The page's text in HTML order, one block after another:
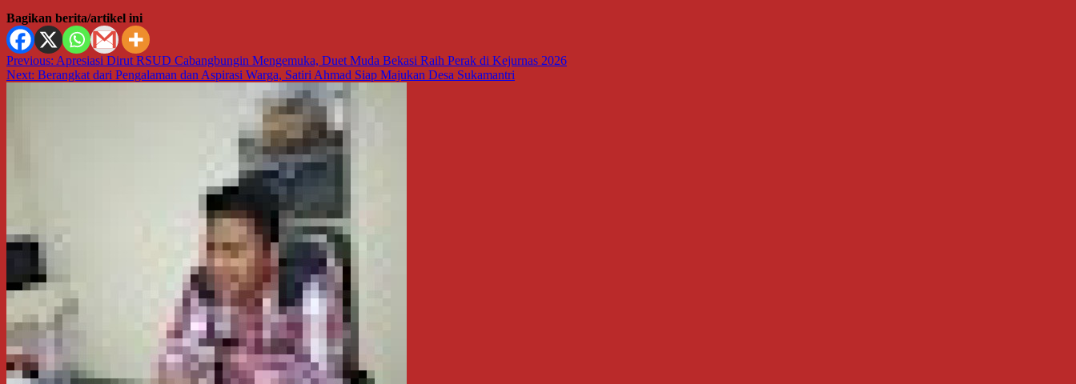
Bagikan berita/artikel ini
Navigasi
pos
Previous: Apresiasi Dirut RSUD Cabangbungin Mengemuka, Duet Muda Bekasi Raih Perak di Kejurnas 2026
Next: Berangkat dari Pengalaman dan Aspirasi Warga, Satiri Ahmad Siap Majukan Desa Sukamantri